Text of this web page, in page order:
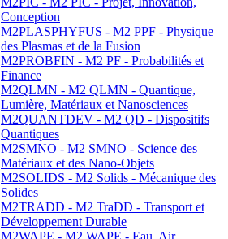
Conception
M2PLASPHYFUS - M2 PPF - Physique
des Plasmas et de la Fusion
M2PROBFIN - M2 PF - Probabilités et
Finance
M2QLMN - M2 QLMN - Quantique,
Lumière, Matériaux et Nanosciences
M2QUANTDEV - M2 QD - Dispositifs
Quantiques
M2SMNO - M2 SMNO - Science des
Matériaux et des Nano-Objets
M2SOLIDS - M2 Solids - Mécanique des
Solides
M2TRADD - M2 TraDD - Transport et
Développement Durable
M2WAPE - M2 WAPE - Eau, Air,